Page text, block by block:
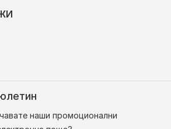
наши промоционални